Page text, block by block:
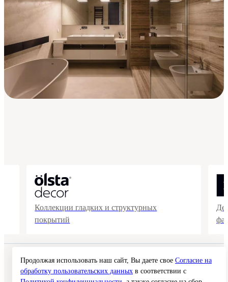
Коллекции гладких и структурных
покрытий
© 2026 Interra Deco Group
Согласие на обработку персональных данных
Продолжая использовать наш сайт, Вы даете свое Согласие на
обработку пользовательских данных в соответствии с